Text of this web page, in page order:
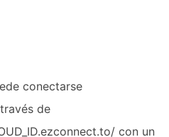
conectarse
de
con un